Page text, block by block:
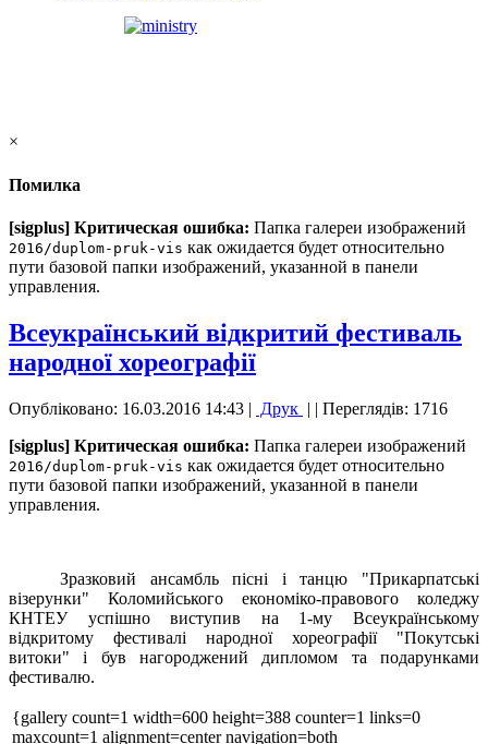
×
Помилка
[sigplus] Критическая ошибка: Папка галереи изображений
2016/duplom-pruk-vis как ожидается будет относительно
пути базовой папки изображений, указанной в панели
управления.
Всеукраїнський відкритий фестиваль
народної хореографії
Опубліковано: 16.03.2016 14:43 | Друк | | Переглядів: 1716
[sigplus] Критическая ошибка: Папка галереи изображений
2016/duplom-pruk-vis как ожидается будет относительно
пути базовой папки изображений, указанной в панели
управления.
Зразковий ансамбль пісні і танцю "Прикарпатські
візерунки" Коломийського економіко-правового коледжу
КНТЕУ успішно виступив на 1-му Всеукраїнському
відкритому фестивалі народної хореографії "Покутські
витоки" і був нагороджений дипломом та подарунками
фестивалю.
{gallery count=1 width=600 height=388 counter=1 links=0
maxcount=1 alignment=center navigation=both